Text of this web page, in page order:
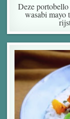
Deze
wasabi mayo